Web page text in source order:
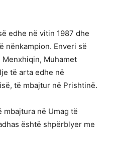
edhe në vitin 1987 dhe
nënkampion. Enveri së
Muhamet
të arta edhe në
të mbajtur në Prishtinë.
mbajtura në Umag të
është shpërblyer me